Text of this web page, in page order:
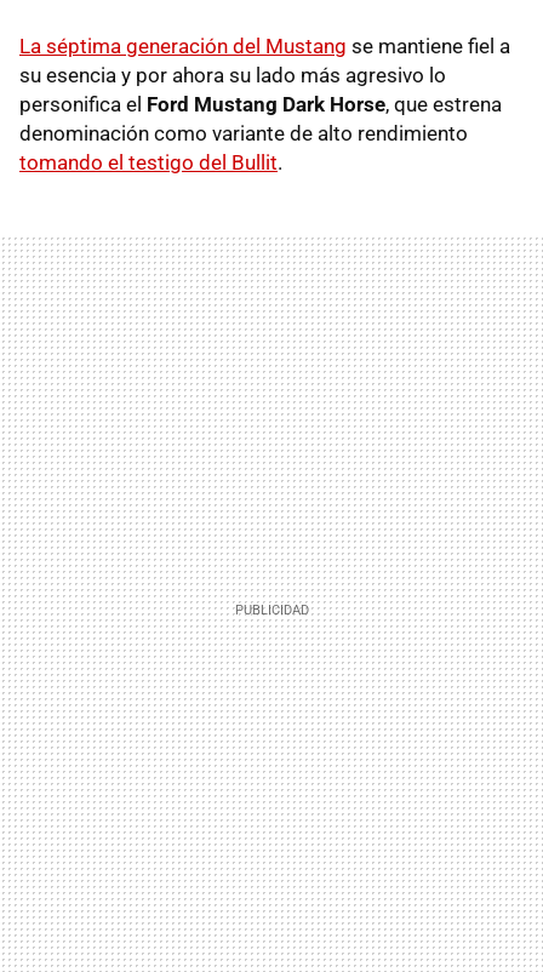
La séptima generación del Mustang se mantiene fiel a
su esencia y por ahora su lado más agresivo lo
personifica el Ford Mustang Dark Horse, que estrena
denominación como variante de alto rendimiento
tomando el testigo del Bullit.